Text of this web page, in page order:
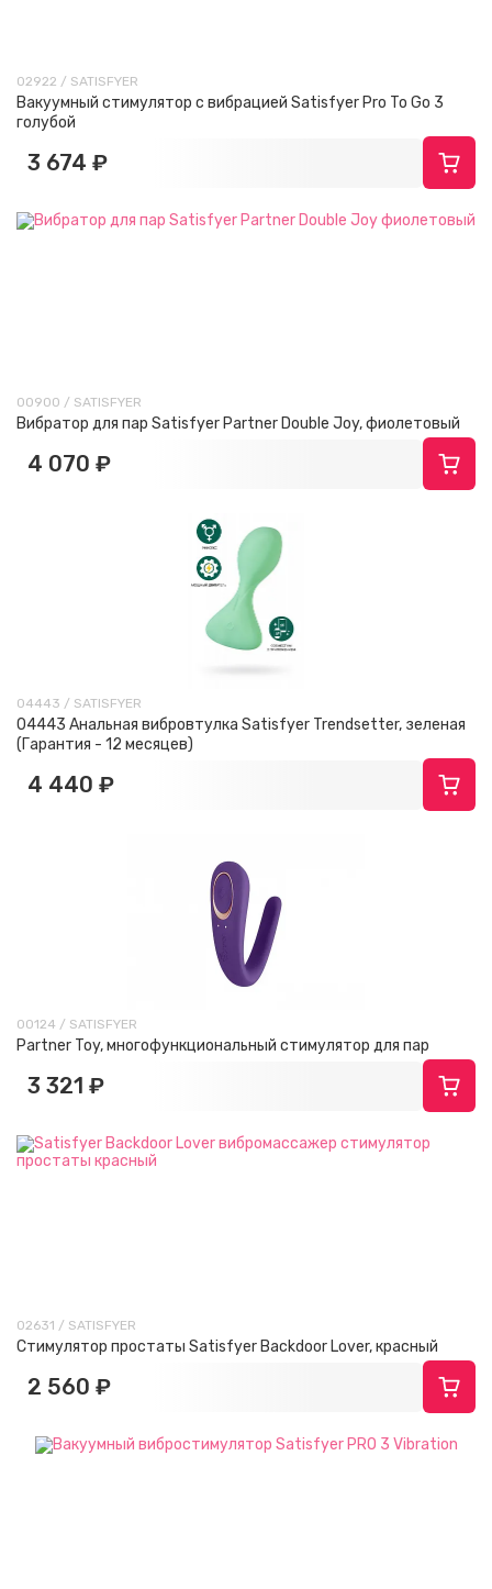
02922 / SATISFYER
Вакуумный стимулятор с вибрацией Satisfyer Pro To Go 3
голубой
3 674 ₽
00900 / SATISFYER
Вибратор для пар Satisfyer Partner Double Joy, фиолетовый
4 070 ₽
04443 / SATISFYER
04443 Анальная вибровтулка Satisfyer Trendsetter, зеленая
(Гарантия - 12 месяцев)
4 440 ₽
00124 / SATISFYER
Partner Toy, многофункциональный стимулятор для пар
3 321 ₽
02631 / SATISFYER
Стимулятор простаты Satisfyer Backdoor Lover, красный
2 560 ₽